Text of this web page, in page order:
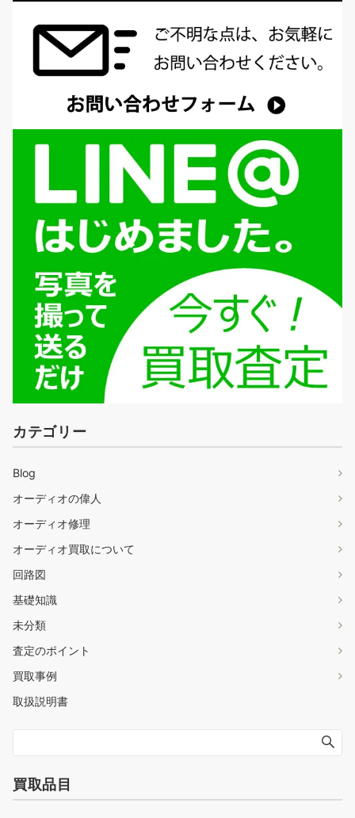
カテゴリー
Blog
オーディオの偉人
オーディオ修理
オーディオ買取について
回路図
基礎知識
未分類
査定のポイント
買取事例
取扱説明書
買取品目